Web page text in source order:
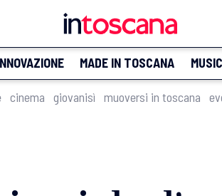
MADE IN TOSCANA
cinema giovanisì muoversi in toscana